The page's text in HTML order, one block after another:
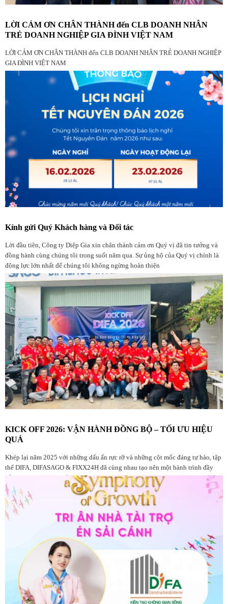
LỜI CẢM ƠN CHÂN THÀNH đến CLB DOANH NHÂN
TRẺ DOANH NGHIỆP GIA ĐÌNH VIỆT NAM
LỜI CẢM ƠN CHÂN THÀNH đến CLB DOANH NHÂN TRẺ DOANH NGHIỆP
GIA ĐÌNH VIỆT NAM
Kính gửi Quý Khách hàng và Đối tác
Lời đầu tiên, Công ty Diệp Gia xin chân thành cảm ơn Quý vị đã tin tưởng và
đồng hành cùng chúng tôi trong suốt năm qua. Sự ủng hộ của Quý vị chính là
động lực lớn nhất để chúng tôi không ngừng hoàn thiện
KICK OFF 2026: VẬN HÀNH ĐỒNG BỘ – TỐI ƯU HIỆU
QUẢ
Khép lại năm 2025 với những dấu ấn rực rỡ và những cột mốc đáng tự hào, tập
thể DIFA, DIFASAGO & FIXX24H đã cùng nhau tạo nên một hành trình đầy
bản lĩnh. Đây là dịp để chúng ta nhìn lại chặng đường đã qua, tri ân những
đóng góp bền bỉ và tâm huyết từ mọi thành viên trong đại gia đình Diệp Gia.